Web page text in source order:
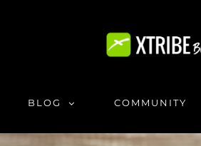
BLOG COMMUNITY